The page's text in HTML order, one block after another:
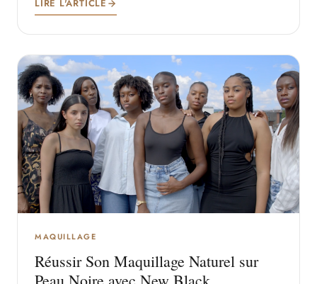
LIRE L'ARTICLE
MAQUILLAGE
Réussir Son Maquillage Naturel sur